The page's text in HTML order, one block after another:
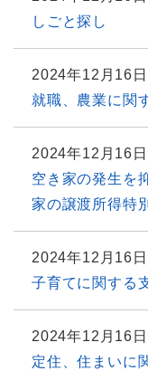
しごと探し
2024年12月16
就職、農業に関
2024年12月16
空き家の発生を
家の譲渡所得特
2024年12月16
子育てに関する
2024年12月16
定住、住まいに